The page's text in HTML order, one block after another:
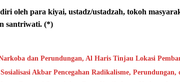
oleh para kiyai, ustadz/ustadzah, tokoh
santriwati. (*)
dan Perundungan, Al Haris Tinjau Lokasi
Akbar Pencegahan Radikalisme,